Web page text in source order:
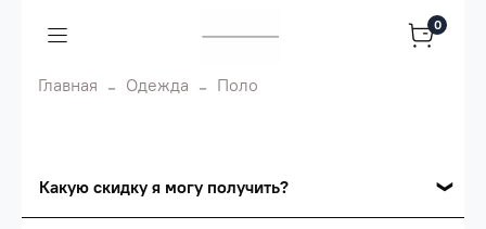
0
Главная Одежда Поло
Какую скидку я могу получить?